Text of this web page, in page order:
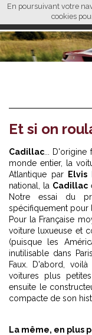
En poursuivant votre
cookies
L M
Et si on
Cadillac ...
monde entier, la
Atlantique par
Elvis
national, la Cadillac
Notre essai du
spécifiquement pour
Pour la Française
voiture luxueuse et
(puisque les
inutilisable dans
Faux. D'abord,
voitures plus
ensuite le
compacte de son
La même, en plus